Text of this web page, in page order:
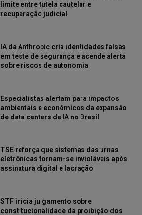
limite entre tutela cautelar e
recuperação judicial
IA da Anthropic cria identidades falsas
em teste de segurança e acende alerta
sobre riscos de autonomia
Especialistas alertam para impactos
ambientais e econômicos da expansão
de data centers de IA no Brasil
TSE reforça que sistemas das urnas
eletrônicas tornam-se invioláveis após
assinatura digital e lacração
STF inicia julgamento sobre
constitucionalidade da proibição dos